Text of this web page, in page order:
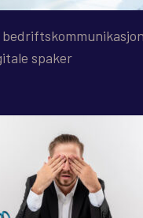
spaker